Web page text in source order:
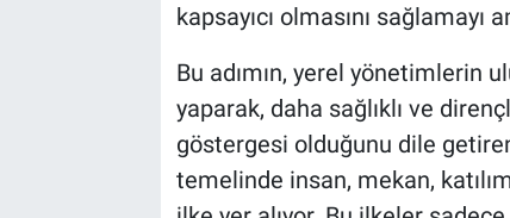
kapsayıcı olmasını sağlamayı
Bu adımın, yerel yönetimlerin
yaparak, daha sağlıklı ve
göstergesi olduğunu dile
temelinde insan, mekan,